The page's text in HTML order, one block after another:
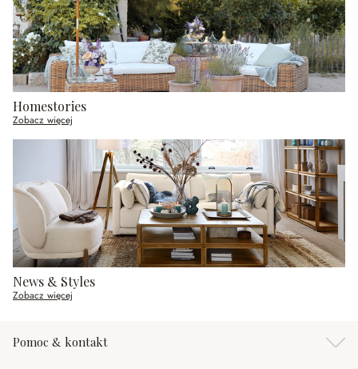
Homestories
Zobacz więcej
News & Styles
Zobacz więcej
Pomoc & kontakt